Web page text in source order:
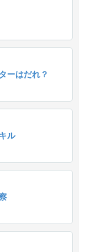
ーはだれ？
ル